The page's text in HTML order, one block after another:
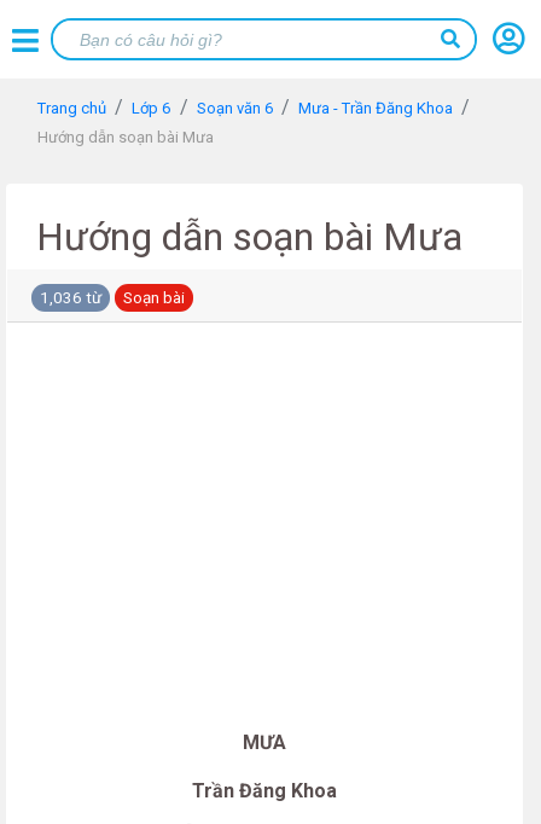
Trang chủ Lớp 6 Soạn văn 6
Mưa - Trần Đăng Khoa
Hướng dẫn soạn bài Mưa
Hướng dẫn soạn bài Mưa
1,036 từ Soạn bài
MƯA
Trần Đăng Khoa